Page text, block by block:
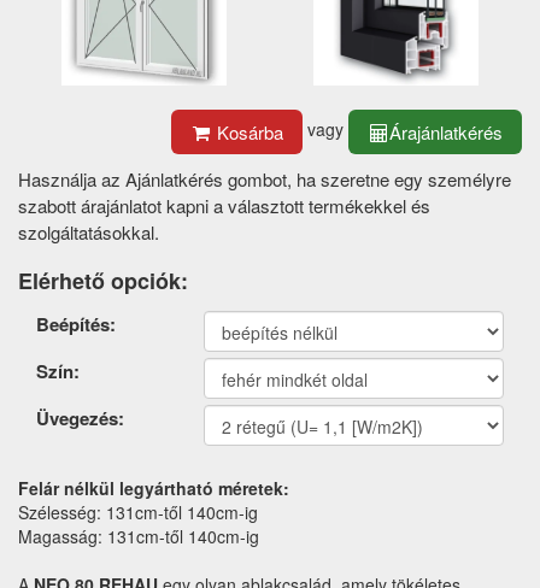
Kosárba vagy
Árajánlatkérés
Használja az Ajánlatkérés gombot, ha szeretne egy személyre
szabott árajánlatot kapni a választott termékekkel és
szolgáltatásokkal.
Elérhető opciók:
Termék
opciók
Beépítés:
Szín:
Üvegezés:
Felár nélkül legyártható méretek:
Szélesség: 131cm-től 140cm-ig
Magasság: 131cm-től 140cm-ig